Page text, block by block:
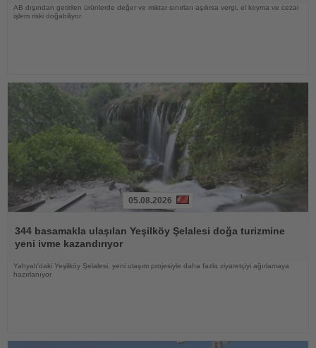
AB dışından getirilen ürünlerde değer ve miktar sınırları aşılırsa vergi, el koyma ve cezai
işlem riski doğabiliyor
Oku
05.08.2026
344 basamakla ulaşılan Yeşilköy Şelalesi doğa turizmine
yeni ivme kazandırıyor
Yahyalı'daki Yeşilköy Şelalesi, yeni ulaşım projesiyle daha fazla ziyaretçiyi ağırlamaya
hazırlanıyor